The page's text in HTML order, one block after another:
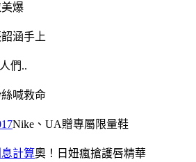
爆
涵手上
們..
喊救命
Nike、UA贈專屬限量鞋
計算奧！日妞瘋搶護唇精華